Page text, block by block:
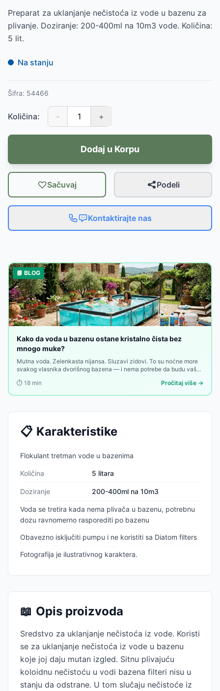
Preparat za uklanjanje nečistoća iz vode u bazenu za
plivanje. Doziranje: 200-400ml na 10m3 vode. Količina:
5 lit.
Na stanju
Šifra: 54466
Količina: - +
Dodaj u Korpu
Sačuvaj Podeli
Kontaktirajte nas
📘 BLOG
Kako da voda u bazenu ostane kristalno čista bez
mnogo muke?
Mutna voda. Zelenkasta nijansa. Sluzavi zidovi. To su noćne more
svakog vlasnika dvorišnog bazena — i nema potrebe da budu vaša
nego razumevanja par osnovnih principa i uspostavljanja rutine koja
⏱️ 18 min Pročitaj više →
📋 Karakteristike
Flokulant tretman vode u bazenima
Količina 5 litara
Doziranje 200-400ml na 10m3
Voda se tretira kada nema plivača u bazenu, potrebnu
dozu ravnomerno rasporediti po bazenu
Obavezno isključiti pumpu i ne koristiti sa Diatom filters
Fotografija je ilustrativnog karaktera.
📖 Opis proizvoda
Sredstvo za uklanjanje nečistoća iz vode. Koristi
se za uklanjanje nečistoća iz vode u bazenu
koje joj daju mutan izgled. Sitnu plivajuću
koloidnu nečistoću u vodi bazena filteri nisu u
stanju da odstrane. U tom slučaju nečistoće iz